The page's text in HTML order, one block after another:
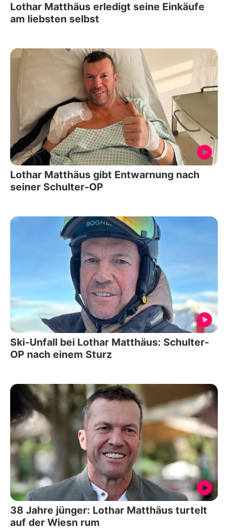
Lothar Matthäus erledigt seine Einkäufe
am liebsten selbst
Lothar Matthäus gibt Entwarnung nach
seiner Schulter-OP
Ski-Unfall bei Lothar Matthäus: Schulter-
OP nach einem Sturz
38 Jahre jünger: Lothar Matthäus turtelt
auf der Wiesn rum